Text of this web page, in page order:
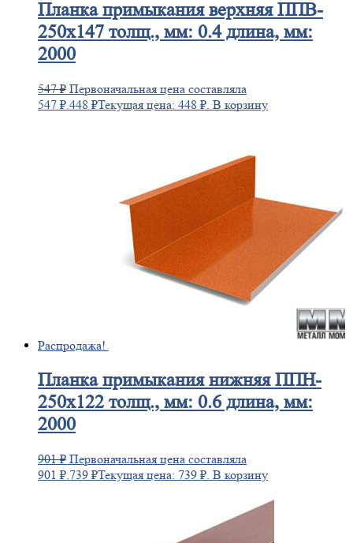
Планкапримыкания верхняя ППВ-
250х147 толщ., мм: 0.4 длина, мм:
2000
547₽ Первоначальная цена составляла
547 ₽.448 ₽Текущая цена: 448 ₽. В корзину
Распродажа!
Планкапримыкания нижняя ППН-
250х122 толщ., мм: 0.6 длина, мм:
2000
901₽ Первоначальная цена составляла
901 ₽.739 ₽Текущая цена: 739 ₽. В корзину